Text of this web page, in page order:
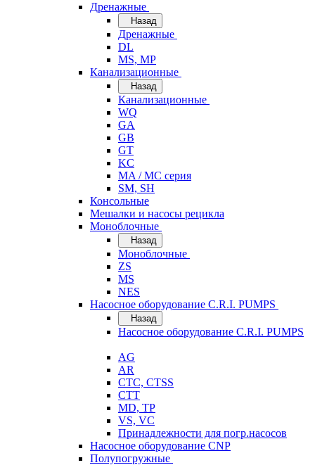
Дренажные
Назад
Дренажные
DL
MS, MP
Канализационные
Назад
Канализационные
WQ
GA
GB
GT
KC
MA / MC серия
SM, SH
Консольные
Мешалки и насосы рецикла
Моноблочные
Назад
Моноблочные
ZS
MS
NES
Насосное оборудование C.R.I. PUMPS
Назад
Насосное оборудование C.R.I. PUMPS
AG
AR
CTC, CTSS
CTT
MD, TP
VS, VC
Принадлежности для погр.насосов
Насосное оборудование CNP
Полупогружные